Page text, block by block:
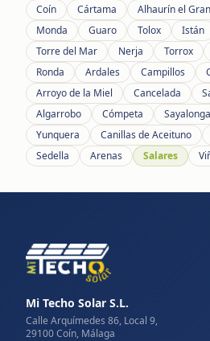
Coín
Cártama Alhaurín el
Monda
Guaro Tolox Istán
Torre del Mar
Nerja Torrox
Ronda
Ardales Campillos
Arroyo de la Miel
Cancelada
Algarrobo
Cómpeta Sayalonga
Yunquera
Canillas de Aceituno
Sedella
Arenas Salares
Mi Techo Solar S.L.
Calle Arquímedes 86, Local 9,
29100 Coín, Málaga